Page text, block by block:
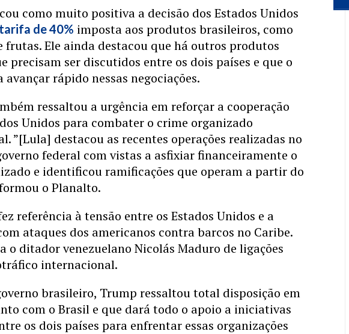
como muito positiva a decisão dos Estados Unidos
tarifa de 40% imposta aos produtos brasileiros, como
frutas. Ele ainda destacou que há outros produtos
precisam ser discutidos entre os dois países e que o
avançar rápido nessas negociações.
ressaltou a urgência em reforçar a cooperação
Unidos para combater o crime organizado
”[Lula] destacou as recentes operações realizadas no
federal com vistas a asfixiar financeiramente o
e identificou ramificações que operam a partir do
o Planalto.
referência à tensão entre os Estados Unidos e a
ataques dos americanos contra barcos no Caribe.
o ditador venezuelano Nicolás Maduro de ligações
internacional.
brasileiro, Trump ressaltou total disposição em
com o Brasil e que dará todo o apoio a iniciativas
os dois países para enfrentar essas organizações